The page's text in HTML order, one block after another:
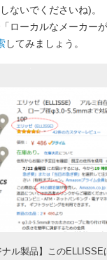
ないでくださいね)。
ローカルなメーカー
してみましょう。
ナル製品】このELLISSE